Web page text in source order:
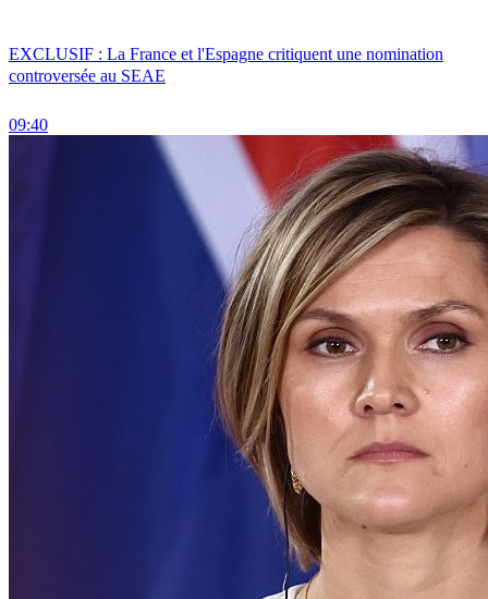
EXCLUSIF : La France et l'Espagne critiquent une nomination
controversée au SEAE
09:40